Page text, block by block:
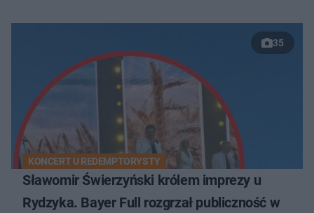
35
KONCERT U REDEMPTORYSTY
Sławomir Świerzyński królem imprezy u
Rydzyka. Bayer Full rozgrzał publiczność w